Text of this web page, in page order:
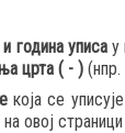
година уписау
црта ( - )(нпр.
која се
овој